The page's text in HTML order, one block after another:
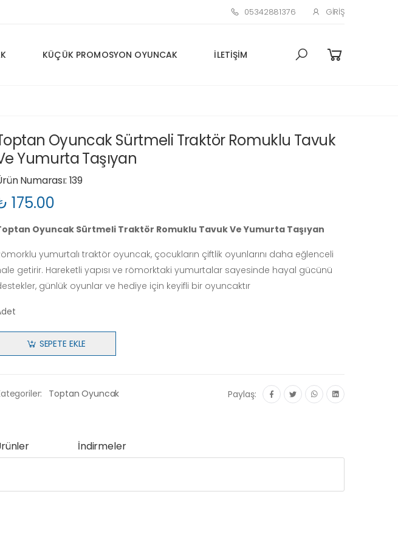
05342881376 GIRIŞ
KÜÇÜK PROMOSYON OYUNCAK İLETIŞIM
Oyuncak Sürtmeli Traktör Romuklu Tavuk
Yumurta Taşıyan
Numarası: 139
175.00
Oyuncak Sürtmeli Traktör Romuklu Tavuk Ve Yumurta Taşıyan
yumurtalı traktör oyuncak, çocukların çiftlik oyunlarını daha eğlenceli
getirir. Hareketli yapısı ve römorktaki yumurtalar sayesinde hayal gücünü
günlük oyunlar ve hediye için keyifli bir oyuncaktır
SEPETE EKLE
Toptan Oyuncak Paylaş:
İndirmeler